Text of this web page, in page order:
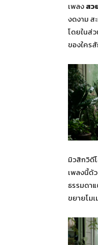
เพลงสว
งดงาม ส
โดยในส่
ของใคร
มิวสิกวิดี
เพลงนี้ด้
ธรรมดา
ขยายโม